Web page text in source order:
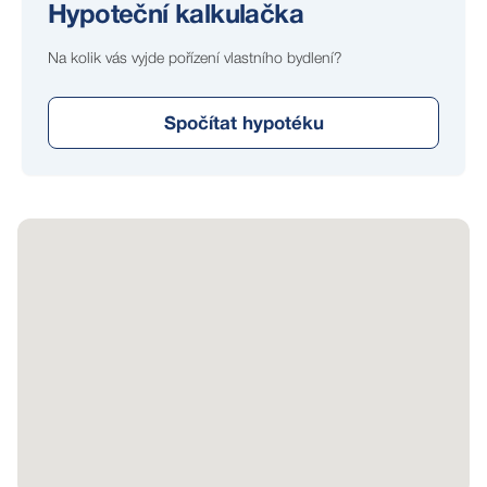
Hypoteční kalkulačka
Na kolik vás vyjde pořízení vlastního bydlení?
Spočítat hypotéku